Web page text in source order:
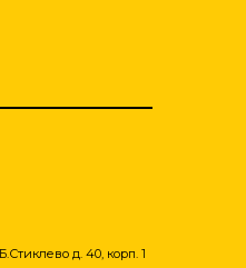
д. 40, корп. 1